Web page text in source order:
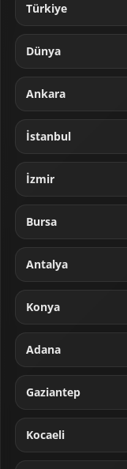
Türkiye
Dünya
Ankara
İstanbul
İzmir
Bursa
Antalya
Konya
Adana
Gaziantep
Kocaeli